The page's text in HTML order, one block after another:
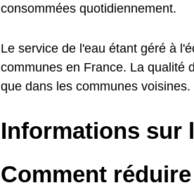
consommées quotidiennement.
Le service de l'eau étant géré à
communes en France. La qualité
que dans les communes voisines.
Informations sur
Comment